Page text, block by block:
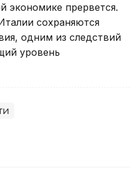
экономике прервется.
сохраняются
одним из следствий
уровень